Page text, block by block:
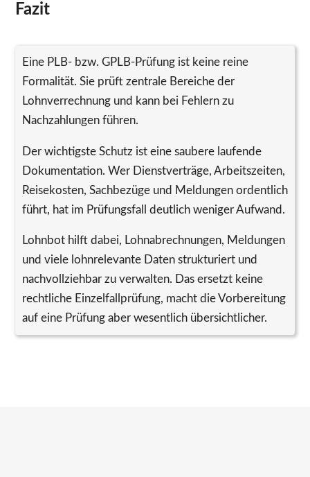
Fazit
Eine PLB- bzw. GPLB-Prüfung ist keine reine
Formalität. Sie prüft zentrale Bereiche der
Lohnverrechnung und kann bei Fehlern zu
Nachzahlungen führen.
Der wichtigste Schutz ist eine saubere laufende
Dokumentation. Wer Dienstverträge, Arbeitszeiten,
Reisekosten, Sachbezüge und Meldungen ordentlich
führt, hat im Prüfungsfall deutlich weniger Aufwand.
Lohnbot hilft dabei, Lohnabrechnungen, Meldungen
und viele lohnrelevante Daten strukturiert und
nachvollziehbar zu verwalten. Das ersetzt keine
rechtliche Einzelfallprüfung, macht die Vorbereitung
auf eine Prüfung aber wesentlich übersichtlicher.